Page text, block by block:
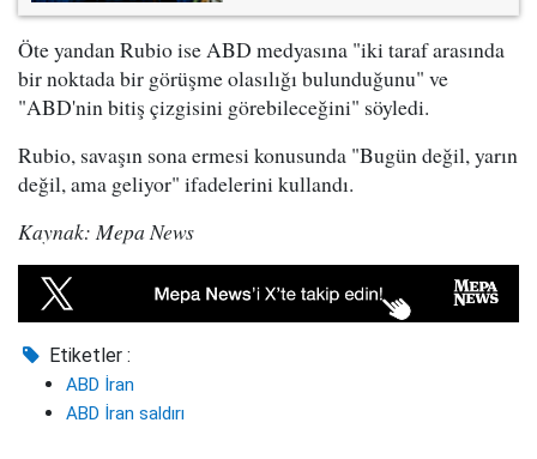
Öte yandan Rubio ise ABD medyasına "iki taraf arasında
bir noktada bir görüşme olasılığı bulunduğunu" ve
"ABD'nin bitiş çizgisini görebileceğini" söyledi.
Rubio, savaşın sona ermesi konusunda "Bugün değil, yarın
değil, ama geliyor" ifadelerini kullandı.
Kaynak: Mepa News
Etiketler :
ABD İran
ABD İran saldırı